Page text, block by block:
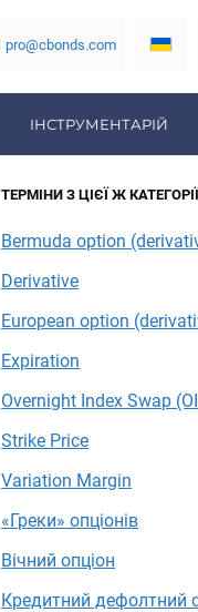
pro@cbonds.com
ІНСТРУМЕНТАРІЙ
ТЕРМІНИ З ЦІЄЇ Ж КАТЕГОРІЇ
Bermuda option
Derivative
European option
Expiration
Overnight Index Swap
Strike Price
Variation Margin
«Греки» опціонів
Вічний опціон
Кредитний дефолтний